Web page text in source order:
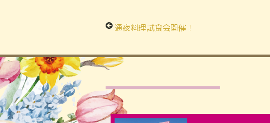
通夜料理試食会開催！